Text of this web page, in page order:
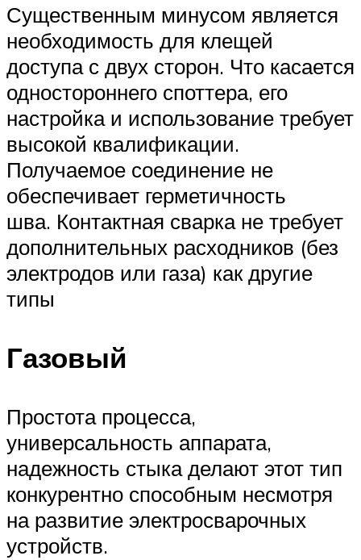
Существенным минусом является
необходимость для клещей
доступа с двух сторон. Что касается
одностороннего споттера, его
настройка и использование требует
высокой квалификации.
Получаемое соединение не
обеспечивает герметичность
шва. Контактная сварка не требует
дополнительных расходников (без
электродов или газа) как другие
типы
Газовый
Простота процесса,
универсальность аппарата,
надежность стыка делают этот тип
конкурентно способным несмотря
на развитие электросварочных
устройств.